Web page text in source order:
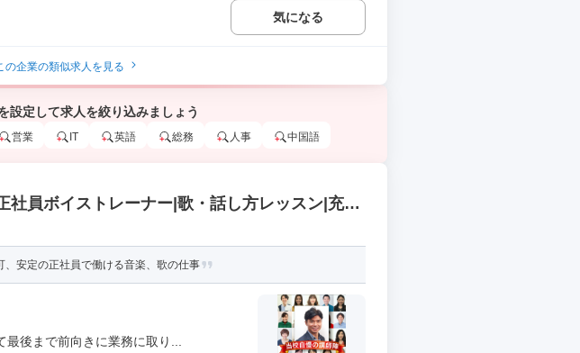
気になる
の企業の類似求人を見る
設定して求人を絞り込みましょう
営業 IT 英語 総務 人事 中国語
社員ボイストレーナー|歌・話し方レッスン|充実
、安定の正社員で働ける音楽、歌の仕事
後まで前向きに業務に取り...